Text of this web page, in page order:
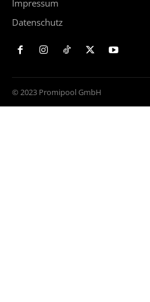
Impressum
Datenschutz
© 2023 Promipool GmbH